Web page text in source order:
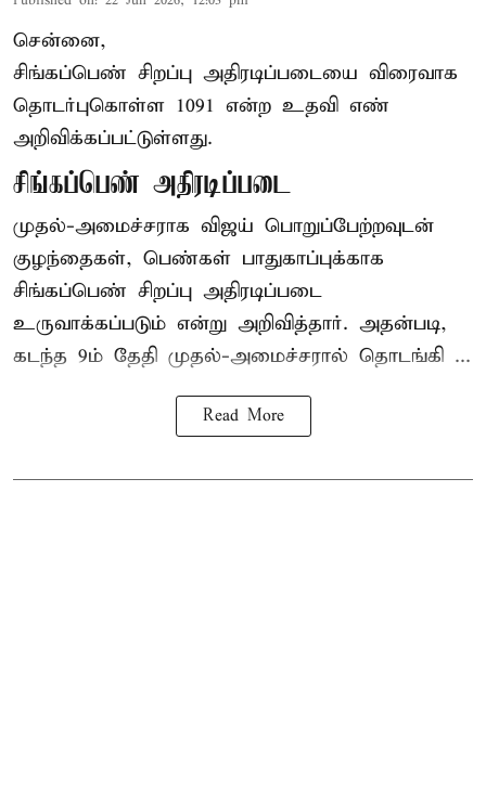
சென்னை,
சிங்கப்பெண் சிறப்பு அதிரடிப்படையை விரைவாக
தொடர்புகொள்ள 1091 என்ற உதவி எண்
அறிவிக்கப்பட்டுள்ளது.
சிங்கப்பெண் அதிரடிப்படை
முதல்-அமைச்சராக விஜய் பொறுப்பேற்றவுடன்
குழந்தைகள், பெண்கள் பாதுகாப்புக்காக
சிங்கப்பெண் சிறப்பு அதிரடிப்படை
உருவாக்கப்படும் என்று அறிவித்தார். அதன்படி,
கடந்த 9ம் தேதி முதல்-அமைச்சரால் தொடங்கி ...
Read More